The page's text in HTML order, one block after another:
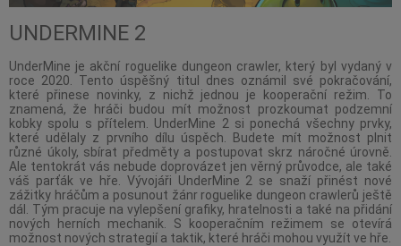
UNDERMINE 2
UnderMine je akční roguelike dungeon crawler, který byl vydaný v
roce 2020. Tento úspěšný titul dnes oznámil své pokračování,
které přinese novinky, z nichž jednou je kooperační režim. To
znamená, že hráči budou mít možnost prozkoumat podzemní
kobky spolu s přítelem. UnderMine 2 si ponechá všechny prvky,
které udělaly z prvního dílu úspěch. Budete mít možnost plnit
různé úkoly, sbírat předměty a postupovat skrz náročné úrovně.
Ale tentokrát vás nebude doprovázet jen věrný průvodce, ale také
váš parťák ve hře. Vývojáři UnderMine 2 se snaží přinést nové
zážitky hráčům a posunout žánr roguelike dungeon crawlerů ještě
dál. Tým pracuje na vylepšení grafiky, hratelnosti a také na přidání
nových herních mechanik. S kooperačním režimem se otevírá
možnost nových strategií a taktik, které hráči mohou využít ve hře.